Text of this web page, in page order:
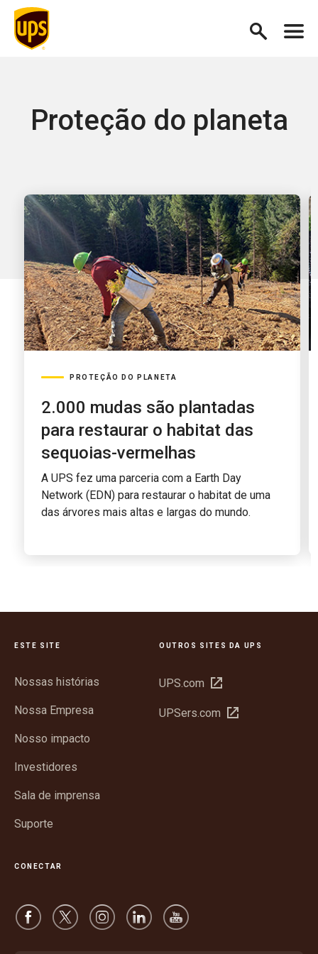
Proteção do planeta
PROTEÇÃO DO PLANETA
2.000 mudas são plantadas
para restaurar o habitat das
sequoias-vermelhas
A UPS fez uma parceria com a Earth Day
Network (EDN) para restaurar o habitat de uma
das árvores mais altas e largas do mundo.
ESTE SITE
Nossas histórias
Nossa Empresa
Nosso impacto
Investidores
Sala de imprensa
Suporte
OUTROS SITES DA UPS
UPS.com Abrir
nova
UPSers.com Abrir
CONECTAR